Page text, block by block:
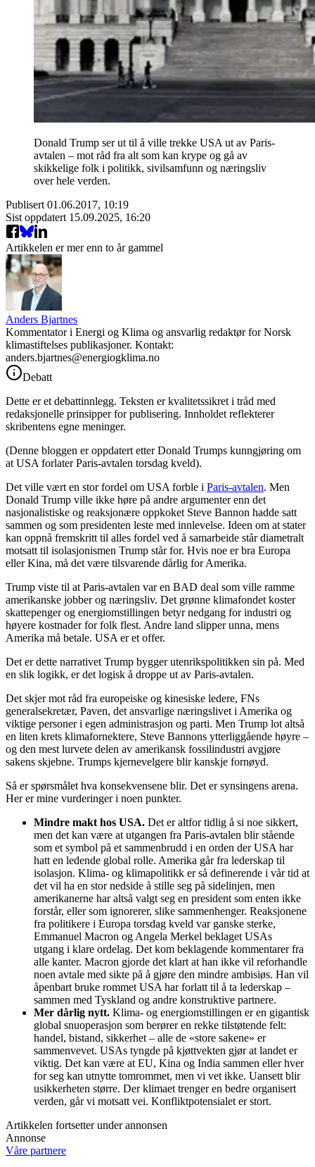
Donald Trump ser ut til å ville trekke USA ut av Paris-
avtalen – mot råd fra alt som kan krype og gå av
skikkelige folk i politikk, sivilsamfunn og næringsliv
over hele verden.
Publisert 01.06.2017, 10:19
Sist oppdatert 15.09.2025, 16:20
Artikkelen er mer enn to år gammel
Anders Bjartnes
Kommentator i Energi og Klima og ansvarlig redaktør for Norsk
klimastiftelses publikasjoner. Kontakt:
anders.bjartnes@energiogklima.no
Debatt
Dette er et debattinnlegg. Teksten er kvalitetssikret i tråd med
redaksjonelle prinsipper for publisering. Innholdet reflekterer
skribentens egne meninger.
(Denne bloggen er oppdatert etter Donald Trumps kunngjøring om
at USA forlater Paris-avtalen torsdag kveld).
Det ville vært en stor fordel om USA forble i Paris-avtalen. Men
Donald Trump ville ikke høre på andre argumenter enn det
nasjonalistiske og reaksjonære oppkoket Steve Bannon hadde satt
sammen og som presidenten leste med innlevelse. Ideen om at stater
kan oppnå fremskritt til alles fordel ved å samarbeide står diametralt
motsatt til isolasjonismen Trump står for. Hvis noe er bra Europa
eller Kina, må det være tilsvarende dårlig for Amerika.
Trump viste til at Paris-avtalen var en BAD deal som ville ramme
amerikanske jobber og næringsliv. Det grønne klimafondet koster
skattepenger og energiomstillingen betyr nedgang for industri og
høyere kostnader for folk flest. Andre land slipper unna, mens
Amerika må betale. USA er et offer.
Det er dette narrativet Trump bygger utenrikspolitikken sin på. Med
en slik logikk, er det logisk å droppe ut av Paris-avtalen.
Det skjer mot råd fra europeiske og kinesiske ledere, FNs
generalsekretær, Paven, det ansvarlige næringslivet i Amerika og
viktige personer i egen administrasjon og parti. Men Trump lot altså
en liten krets klimafornektere, Steve Bannons ytterliggående høyre –
og den mest lurvete delen av amerikansk fossilindustri avgjøre
sakens skjebne. Trumps kjernevelgere blir kanskje fornøyd.
Så er spørsmålet hva konsekvensene blir. Det er synsingens arena.
Her er mine vurderinger i noen punkter.
Mindre makt hos USA. Det er altfor tidlig å si noe sikkert,
men det kan være at utgangen fra Paris-avtalen blir stående
som et symbol på et sammenbrudd i en orden der USA har
hatt en ledende global rolle. Amerika går fra lederskap til
isolasjon. Klima- og klimapolitikk er så definerende i vår tid at
det vil ha en stor nedside å stille seg på sidelinjen, men
amerikanerne har altså valgt seg en president som enten ikke
forstår, eller som ignorerer, slike sammenhenger. Reaksjonene
fra politikere i Europa torsdag kveld var ganske sterke,
Emmanuel Macron og Angela Merkel beklaget USAs
utgang i klare ordelag. Det kom beklagende kommentarer fra
alle kanter. Macron gjorde det klart at han ikke vil reforhandle
noen avtale med sikte på å gjøre den mindre ambisiøs. Han vil
åpenbart bruke rommet USA har forlatt til å ta lederskap –
sammen med Tyskland og andre konstruktive partnere.
Mer dårlig nytt. Klima- og energiomstillingen er en gigantisk
global snuoperasjon som berører en rekke tilstøtende felt:
handel, bistand, sikkerhet – alle de «store sakene» er
sammenvevet. USAs tyngde på kjøttvekten gjør at landet er
viktig. Det kan være at EU, Kina og India sammen eller hver
for seg kan utnytte tomrommet, men vi vet ikke. Uansett blir
usikkerheten større. Der klimaet trenger en bedre organisert
verden, går vi motsatt vei. Konfliktpotensialet er stort.
Artikkelen fortsetter under annonsen
Annonse
Våre partnere